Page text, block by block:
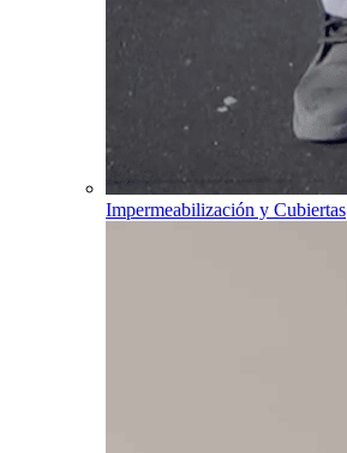
Impermeabilización y Cubiertas